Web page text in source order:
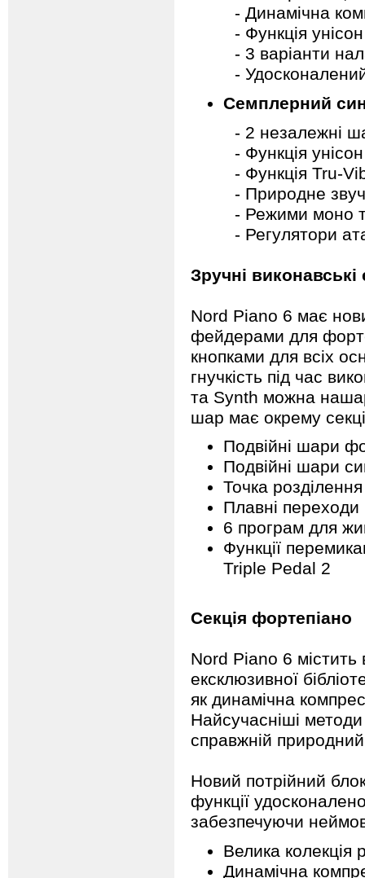
- Динамічна
- Функція унісон
- 3 варіанти
- Удосконалений
Семплерний
- 2 незалежні
- Функція унісон
- Функція Tru-
- Природне
- Режими моно та
- Регулятори
Зручні
Nord Piano 6 має
фейдерами для
кнопками для всіх
гнучкість під час
та Synth можна
шар має окрему
Подвійні шари
Подвійні шари
Точка
Плавні переходи
6 програм для
Функції
Triple Pedal 2
Секція фортепіано
Nord Piano 6 містить
ексклюзивної
як динамічна
Найсучасніші
справжній
Новий потрійний
функції
забезпечуючи
Велика колекція
Динамічна